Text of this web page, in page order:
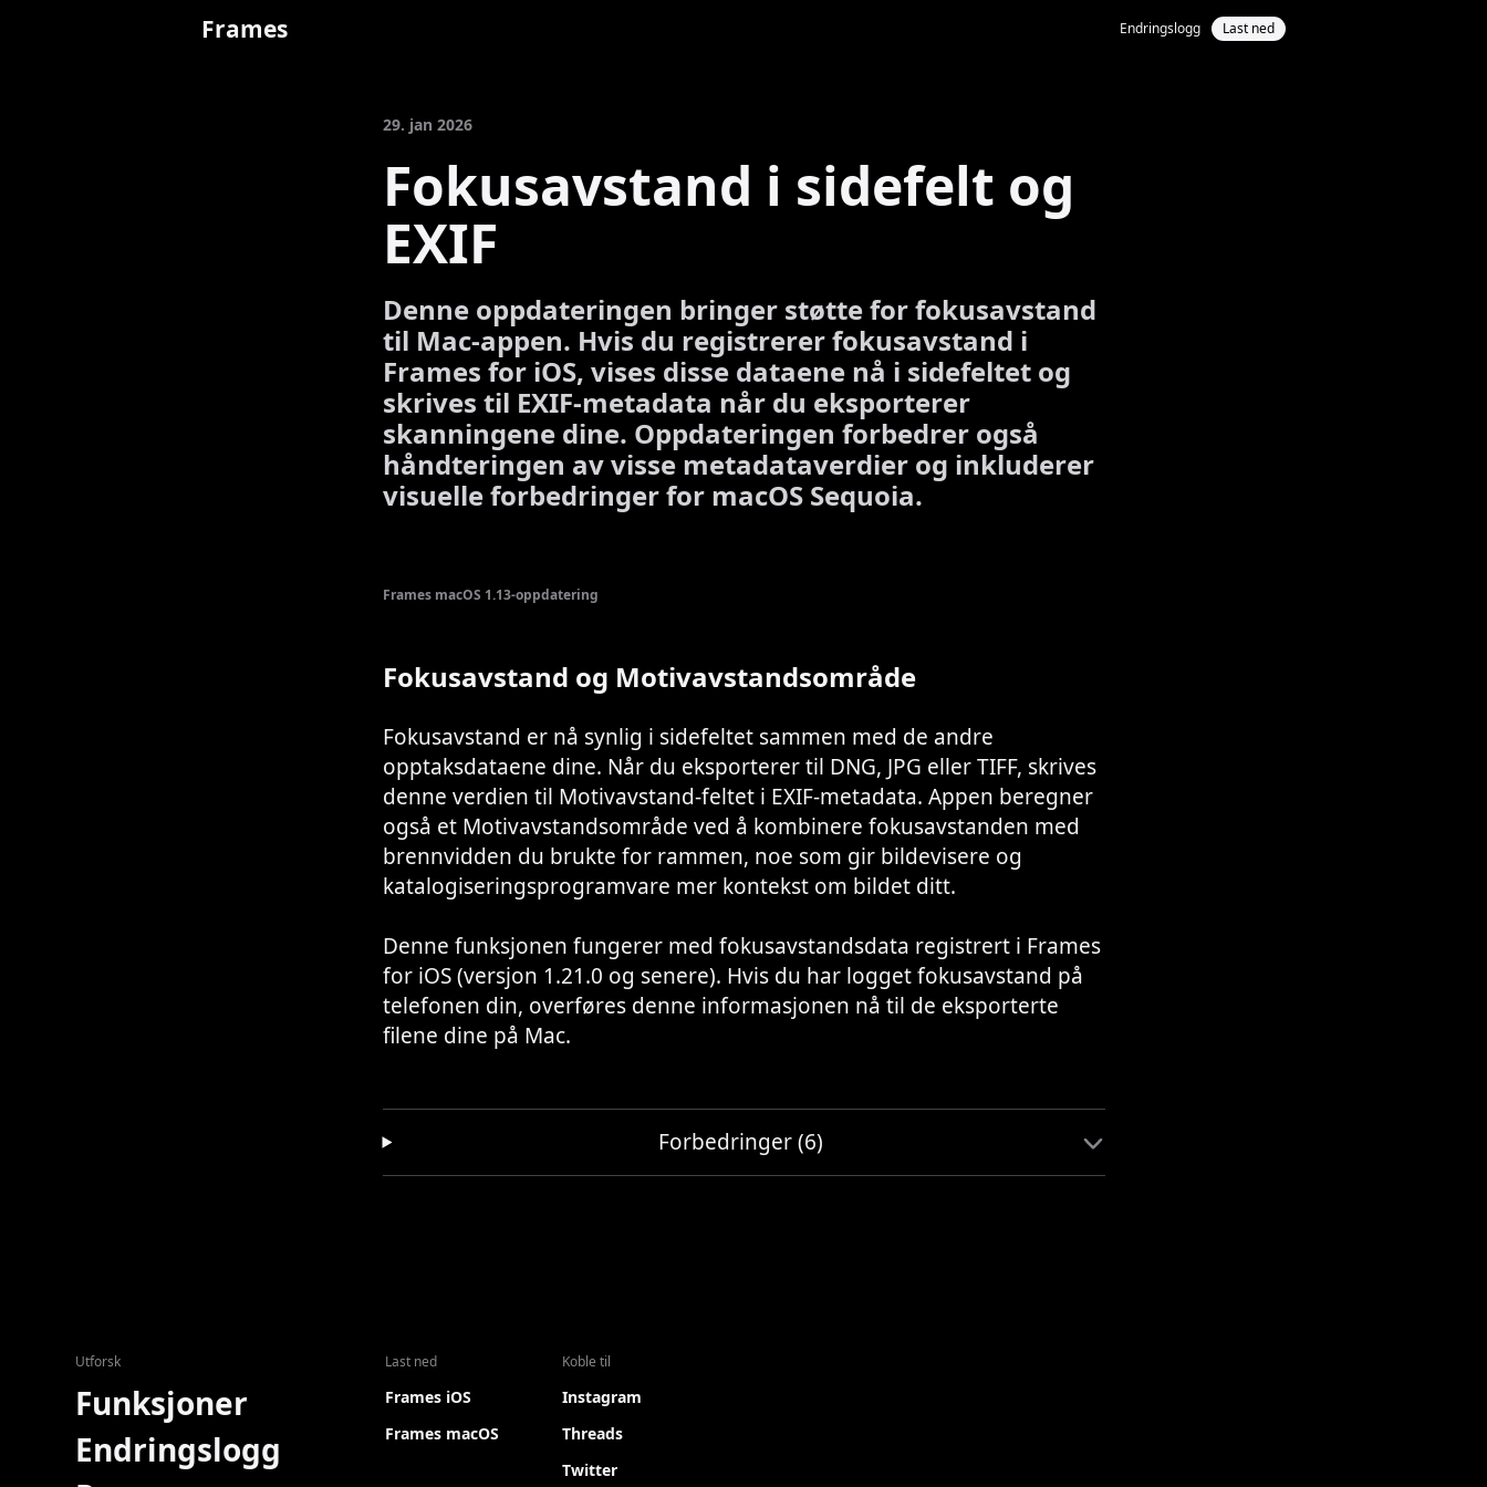
Frames Endringslogg Last ned
29. jan 2026
Fokusavstand i sidefelt og
EXIF
Denne oppdateringen bringer støtte for fokusavstand
til Mac-appen. Hvis du registrerer fokusavstand i
Frames for iOS, vises disse dataene nå i sidefeltet og
skrives til EXIF-metadata når du eksporterer
skanningene dine. Oppdateringen forbedrer også
håndteringen av visse metadataverdier og inkluderer
visuelle forbedringer for macOS Sequoia.
Frames macOS 1.13-oppdatering
Fokusavstand og Motivavstandsområde
Fokusavstand er nå synlig i sidefeltet sammen med de andre
opptaksdataene dine. Når du eksporterer til DNG, JPG eller TIFF, skrives
denne verdien til Motivavstand-feltet i EXIF-metadata. Appen beregner
også et Motivavstandsområde ved å kombinere fokusavstanden med
brennvidden du brukte for rammen, noe som gir bildevisere og
katalogiseringsprogramvare mer kontekst om bildet ditt.
Denne funksjonen fungerer med fokusavstandsdata registrert i Frames
for iOS (versjon 1.21.0 og senere). Hvis du har logget fokusavstand på
telefonen din, overføres denne informasjonen nå til de eksporterte
filene dine på Mac.
Forbedringer (6)
Utforsk
Funksjoner
Endringslogg
Last ned
Frames iOS
Frames macOS
Koble til
Instagram
Threads
Twitter